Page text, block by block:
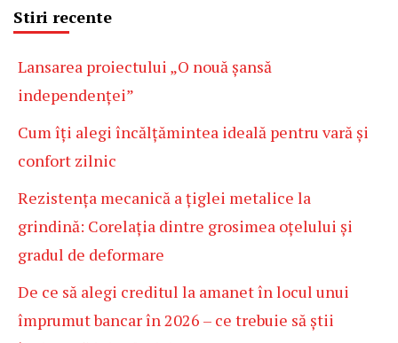
Stiri recente
Lansarea proiectului „O nouă șansă
independenței”
Cum îți alegi încălțămintea ideală pentru vară și
confort zilnic
Rezistența mecanică a țiglei metalice la
grindină: Corelația dintre grosimea oțelului și
gradul de deformare
De ce să alegi creditul la amanet în locul unui
împrumut bancar în 2026 – ce trebuie să știi